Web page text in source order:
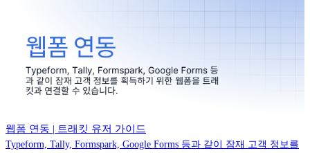
웹폼 연동 | 트래킷 유저 가이드
Typeform, Tally, Formspark, Google Forms 등과 같이 잠재 고객 정보를